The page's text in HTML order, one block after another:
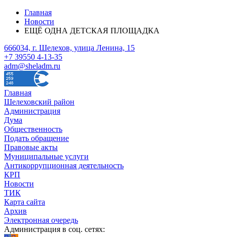
Главная
Новости
ЕЩЁ ОДНА ДЕТСКАЯ ПЛОЩАДКА
666034, г. Шелехов, улица Ленина, 15
+7 39550 4-13-35
adm@sheladm.ru
Главная
Шелеховский район
Администрация
Дума
Общественность
Подать обращение
Правовые акты
Муниципальные услуги
Антикоррупционная деятельность
КРП
Новости
ТИК
Карта сайта
Архив
Электронная очередь
Администрация в соц. сетях: